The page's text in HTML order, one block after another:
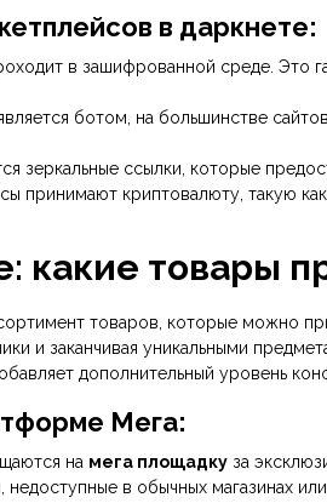
в даркнете:
в зашифрованной среде. Это
ботом, на большинстве
зеркальные ссылки, которые
принимают криптовалюту, такую
какие товары
товаров, которые можно
и заканчивая уникальными
дополнительный уровень
Мега:
на мега площадку за
в обычных магазинах